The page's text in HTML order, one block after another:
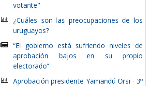
votante"
¿Cuáles son las preocupaciones de los
uruguayos?
“El gobierno está sufriendo niveles de
aprobación bajos en su propio
electorado”
Aprobación presidente Yamandú Orsi - 3º